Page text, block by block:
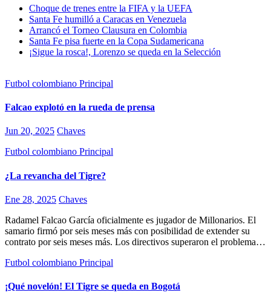
Choque de trenes entre la FIFA y la UEFA
Santa Fe humilló a Caracas en Venezuela
Arrancó el Torneo Clausura en Colombia
Santa Fe pisa fuerte en la Copa Sudamericana
¡Sigue la rosca!, Lorenzo se queda en la Selección
Futbol colombiano Principal
Falcao explotó en la rueda de prensa
Jun 20, 2025 Chaves
Futbol colombiano Principal
¿La revancha del Tigre?
Ene 28, 2025 Chaves
Radamel Falcao García oficialmente es jugador de Millonarios. El
samario firmó por seis meses más con posibilidad de extender su
contrato por seis meses más. Los directivos superaron el problema…
Futbol colombiano Principal
¡Qué novelón! El Tigre se queda en Bogotá